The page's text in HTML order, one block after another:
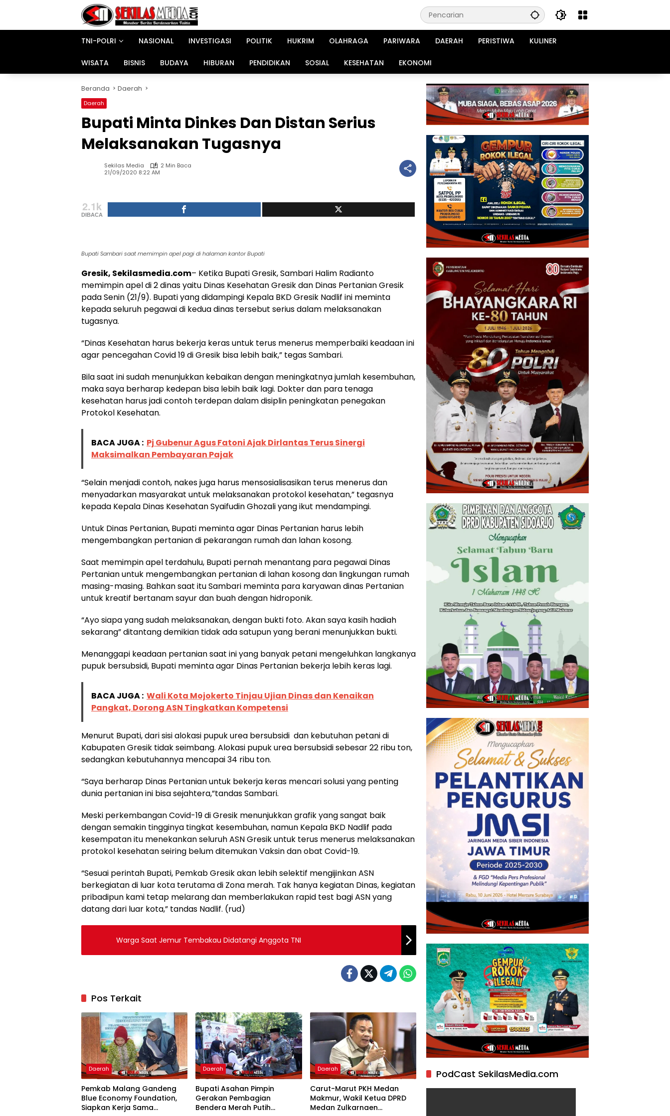
TNI-POLRI
NASIONAL INVESTIGASI POLITIK HUKRIM OLAHRAGA PARIWARA DAERAH PERISTIWA KULINER
WISATA BISNIS BUDAYA HIBURAN PENDIDIKAN SOSIAL KESEHATAN EKONOMI
Beranda Daerah
Daerah
Bupati Minta Dinkes Dan Distan Serius
Melaksanakan Tugasnya
Sekilas Media
2 Min Baca
21/09/2020 8:22 AM
2.1k
DIBACA
Bupati Sambari saat memimpin apel pagi di halaman kantor Bupati
Gresik, Sekilasmedia.com– Ketika Bupati Gresik, Sambari Halim Radianto
memimpin apel di 2 dinas yaitu Dinas Kesehatan Gresik dan Dinas Pertanian Gresik
pada Senin (21/9). Bupati yang didampingi Kepala BKD Gresik Nadlif ini meminta
kepada seluruh pegawai di kedua dinas tersebut serius dalam melaksanakan
tugasnya.
“Dinas Kesehatan harus bekerja keras untuk terus menerus memperbaiki keadaan ini
agar pencegahan Covid 19 di Gresik bisa lebih baik,” tegas Sambari.
Bila saat ini sudah menunjukkan kebaikan dengan meningkatnya jumlah kesembuhan,
maka saya berharap kedepan bisa lebih baik lagi. Dokter dan para tenaga
kesehatan harus jadi contoh terdepan dalam disiplin peningkatan penegakan
Protokol Kesehatan.
BACA JUGA : Pj Gubenur Agus Fatoni Ajak Dirlantas Terus Sinergi
Maksimalkan Pembayaran Pajak
“Selain menjadi contoh, nakes juga harus mensosialisasikan terus menerus dan
menyadarkan masyarakat untuk melaksanakan protokol kesehatan,” tegasnya
kepada Kepala Dinas Kesehatan Syaifudin Ghozali yang ikut mendampingi.
Untuk Dinas Pertanian, Bupati meminta agar Dinas Pertanian harus lebih
mengembangkan pertanian di pekarangan rumah dan lahan kosong.
Saat memimpin apel terdahulu, Bupati pernah menantang para pegawai Dinas
Pertanian untuk mengembangkan pertanian di lahan kosong dan lingkungan rumah
masing-masing. Bahkan saat itu Sambari meminta para karyawan dinas Pertanian
untuk kreatif bertanam sayur dan buah dengan hidroponik.
“Ayo siapa yang sudah melaksanakan, dengan bukti foto. Akan saya kasih hadiah
sekarang” ditantang demikian tidak ada satupun yang berani menunjukkan bukti.
Menanggapi keadaan pertanian saat ini yang banyak petani mengeluhkan langkanya
pupuk bersubsidi, Bupati meminta agar Dinas Pertanian bekerja lebih keras lagi.
BACA JUGA : Wali Kota Mojokerto Tinjau Ujian Dinas dan Kenaikan
Pangkat, Dorong ASN Tingkatkan Kompetensi
Menurut Bupati, dari sisi alokasi pupuk urea bersubsidi dan kebutuhan petani di
Kabupaten Gresik tidak seimbang. Alokasi pupuk urea bersubsidi sebesar 22 ribu ton,
sedangkan kebutuhannya mencapai 34 ribu ton.
“Saya berharap Dinas Pertanian untuk bekerja keras mencari solusi yang penting
dunia pertanian ini bisa sejahtera,”tandas Sambari.
Meski perkembangan Covid-19 di Gresik menunjukkan grafik yang sangat baik
dengan semakin tingginya tingkat kesembuhan, namun Kepala BKD Nadlif pada
kesempatan itu menekankan seluruh ASN Gresik untuk terus menerus melaksanakan
protokol kesehatan seiring belum ditemukan Vaksin dan obat Covid-19.
“Sesuai perintah Bupati, Pemkab Gresik akan lebih selektif mengijinkan ASN
berkegiatan di luar kota terutama di Zona merah. Tak hanya kegiatan Dinas, kegiatan
pribadipun kami tetap melarang dan memberlakukan rapid test bagi ASN yang
datang dari luar kota,” tandas Nadlif. (rud)
Warga Saat Jemur Tembakau Didatangi Anggota TNI
Pos Terkait
Daerah
Pemkab Malang Gandeng
Blue Economy Foundation,
Siapkan Kerja Sama
Daerah
Bupati Asahan Pimpin
Gerakan Pembagian
Bendera Merah Putih
Daerah
Carut-Marut PKH Medan
Makmur, Wakil Ketua DPRD
Medan Zulkarnaen
PodCast SekilasMedia.com